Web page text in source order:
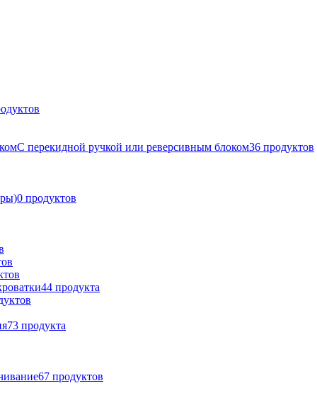
С перекидной ручкой или реверсивным блоком36 продуктов
0 продуктов
44 продукта
73 продукта
67 продуктов